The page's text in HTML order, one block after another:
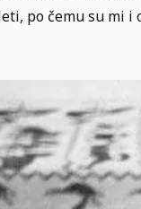
po čemu su mi i